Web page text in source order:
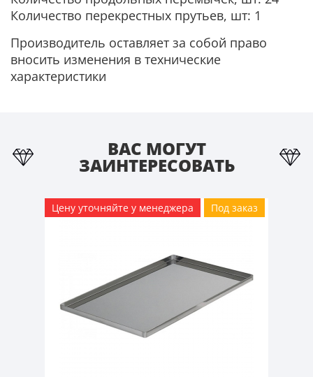
Количество перекрестных прутьев, шт: 1
Производитель оставляет за собой право
вносить изменения в технические
характеристики
ВАС МОГУТ
ЗАИНТЕРЕСОВАТЬ
Цену уточняйте у менеджера Под заказ